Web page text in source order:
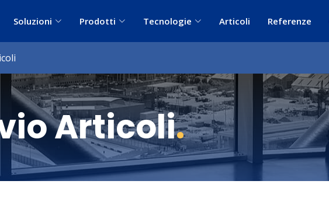
Soluzioni Prodotti Tecnologie Articoli Referenze
Articoli.